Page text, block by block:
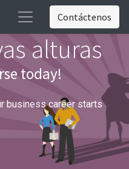
Contáctenos
alturas
today!
business career starts